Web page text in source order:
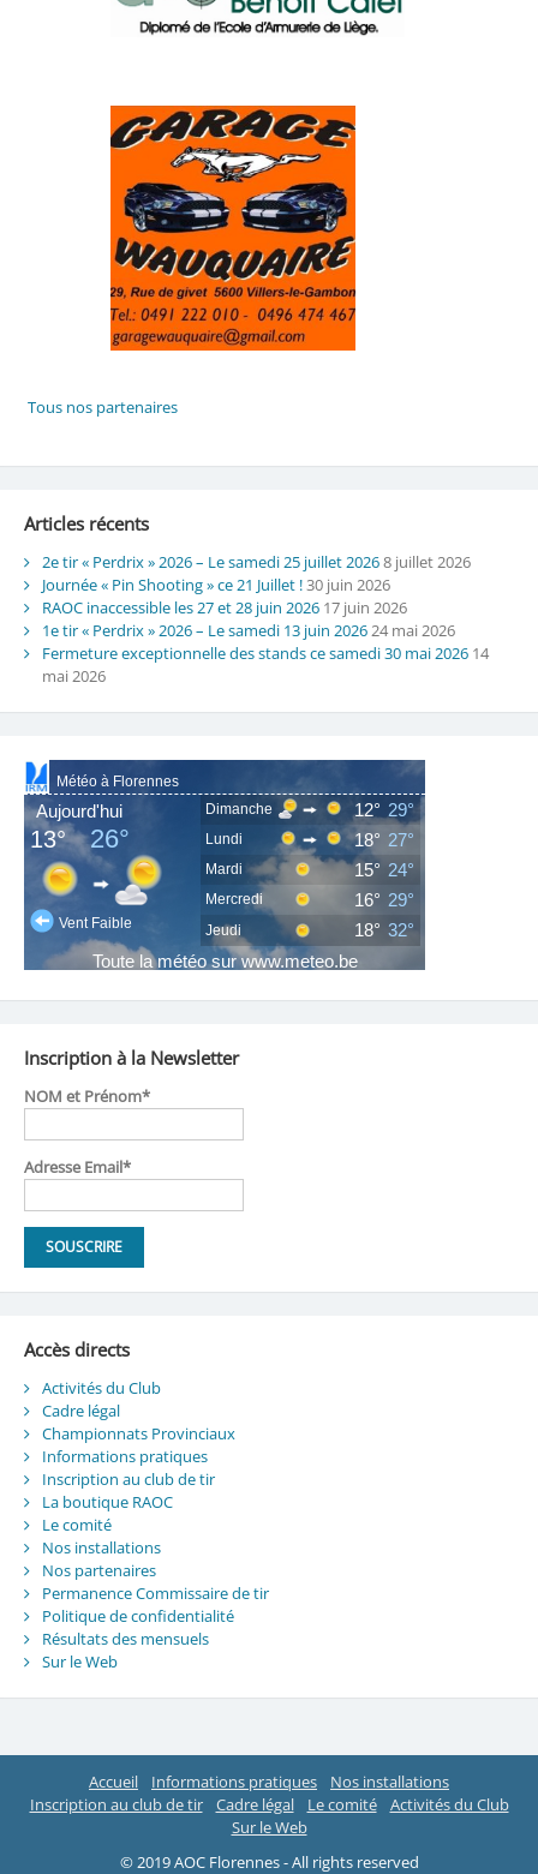
Tous nos partenaires
Articles récents
2e tir « Perdrix » 2026 – Le samedi 25 juillet 20268 juillet 2026
Journée « Pin Shooting » ce 21 Juillet !30 juin 2026
RAOC inaccessible les 27 et 28 juin 2026 17 juin 2026
1e tir « Perdrix » 2026 – Le samedi 13 juin 202624 mai 2026
Fermeture exceptionnelle des stands ce samedi 30 mai 2026 14
mai 2026
Inscription à la Newsletter
NOM et Prénom*
Adresse Email*
Accès directs
Activités du Club
Cadre légal
Championnats Provinciaux
Informations pratiques
Inscription au club de tir
La boutique RAOC
Le comité
Nos installations
Nos partenaires
Permanence Commissaire de tir
Politique de confidentialité
Résultats des mensuels
Sur le Web
Accueil Informations pratiques
Nos installations
Inscription au club de tir
Cadre légal Le comité
Activités du Club
Sur le Web
© 2019 AOC Florennes - All rights reserved